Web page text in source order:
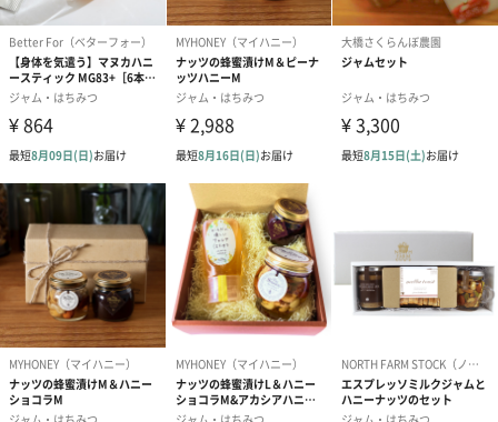
非加熱＆非加工の蜂蜜をご用意しております。
ご自宅で贅沢な蜂蜜を、、
こだわりのある【Number8】の蜂蜜をご自宅でお召し上がりいた
だけます。
ヨーグルトやパン、紅茶などいろんな食材と合わせていただける
ので
『今日は何と合わせようかな、、』
と楽しみながらお召し上がれるのも魅力です。
ちょっとした贈り物としても、ぜひ。